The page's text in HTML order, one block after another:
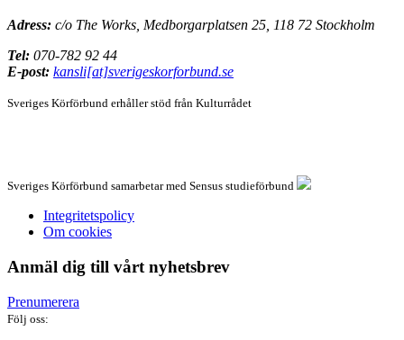
Adress: c/o The Works, Medborgarplatsen 25, 118 72 Stockholm
Tel: 070-782 92 44
E-post: kansli[at]sverigeskorforbund.se
Sveriges Körförbund erhåller stöd från Kulturrådet
Sveriges Körförbund samarbetar med Sensus studieförbund
Integritetspolicy
Om cookies
Anmäl dig till vårt nyhetsbrev
Prenumerera
Följ oss: